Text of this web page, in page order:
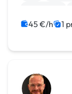
45 €/h 1